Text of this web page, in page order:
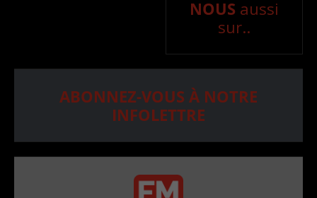
NOUS aussi
sur..
ABONNEZ-VOUS À NOTRE
INFOLETTRE